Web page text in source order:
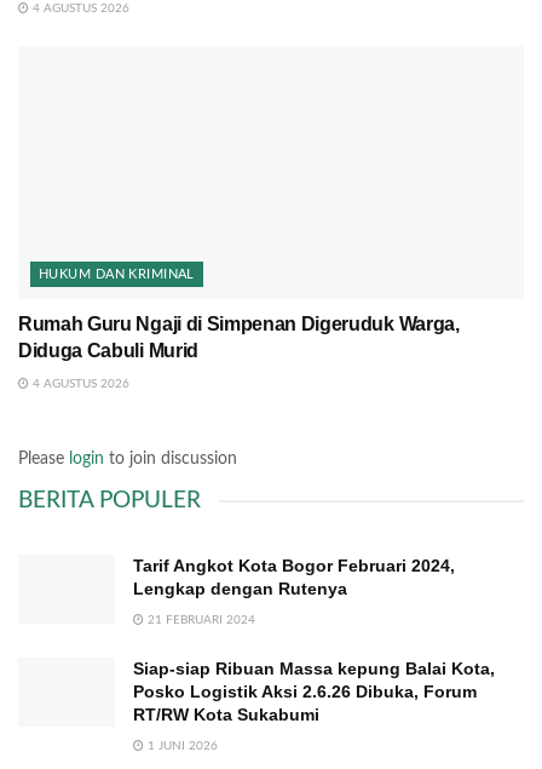
4 AGUSTUS 2026
HUKUM DAN KRIMINAL
Rumah Guru Ngaji di Simpenan Digeruduk Warga,
Diduga Cabuli Murid
4 AGUSTUS 2026
Please login to join discussion
BERITA POPULER
Tarif Angkot Kota Bogor Februari 2024,
Lengkap dengan Rutenya
21 FEBRUARI 2024
Siap-siap Ribuan Massa kepung Balai Kota,
Posko Logistik Aksi 2.6.26 Dibuka, Forum
RT/RW Kota Sukabumi
1 JUNI 2026